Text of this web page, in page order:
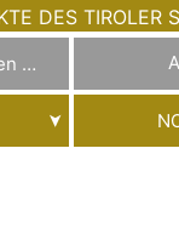
DES TIROLER